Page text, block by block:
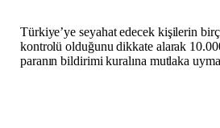
Türkiye’ye seyahat edecek kişilerin
kontrolü olduğunu dikkate alarak
paranın bildirimi kuralına mutlaka